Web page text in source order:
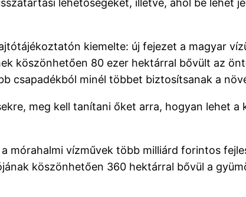
lehetőségeket, illetve, ahol be lehet
kiemelte: új fejezet a magyar
köszönhetően 80 ezer hektárral bővült az
csapadékból minél többet biztosítsanak a
meg kell tanítani őket arra, hogyan lehet
mórahalmi vízművek több milliárd forintos
köszönhetően 360 hektárral bővül a